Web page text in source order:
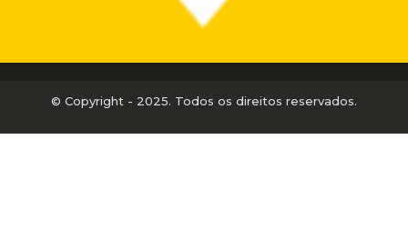
© Copyright - 2025. Todos os direitos reservados.